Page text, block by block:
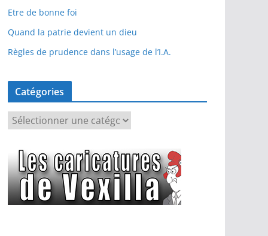
Etre de bonne foi
Quand la patrie devient un dieu
Règles de prudence dans l’usage de l’I.A.
Catégories
é
g
o
r